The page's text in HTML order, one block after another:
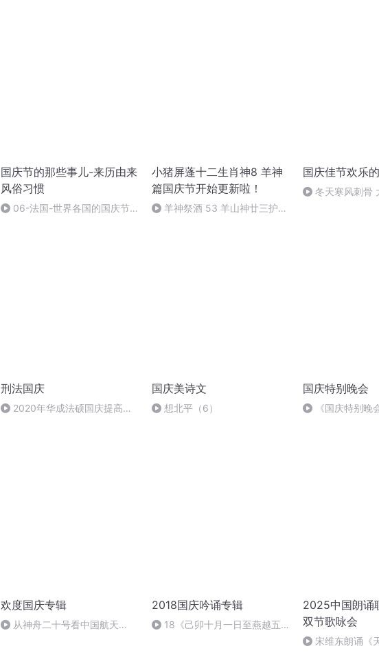
国庆节的那些事儿-来历由来
风俗习惯
06-法国-世界各国的国庆节-
小猪屏蓬十二生肖神8 羊神
篇国庆节开始更新啦！
羊神祭酒 53 羊山神廿三护祭
国庆佳节欢乐
冬天寒风刺骨
刑法国庆
2020年华成法硕国庆提高班
国庆美诗文
想北平（6）
国庆特别晚会
《国庆特别晚
欢度国庆专辑
从神舟二十号看中国航天
2018国庆吟诵专辑
18《己卯十月一日至燕越五
2025中国朗诵
双节歌咏会
宋维东朗诵《